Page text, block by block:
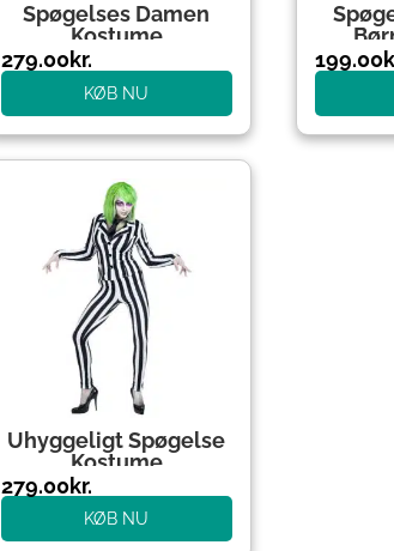
Spøgelses Damen
Kostume
279.00kr.
KØB NU
199.00
Uhyggeligt Spøgelse
Kostume
279.00kr.
KØB NU